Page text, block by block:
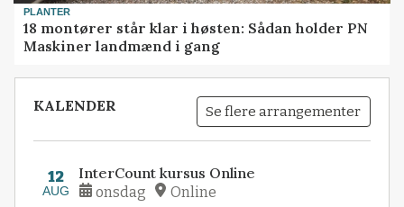
PLANTER
18 montører står klar i høsten: Sådan holder PN
Maskiner landmænd i gang
KALENDER Se flere arrangementer
12
AUG
InterCount kursus Online
onsdag Online